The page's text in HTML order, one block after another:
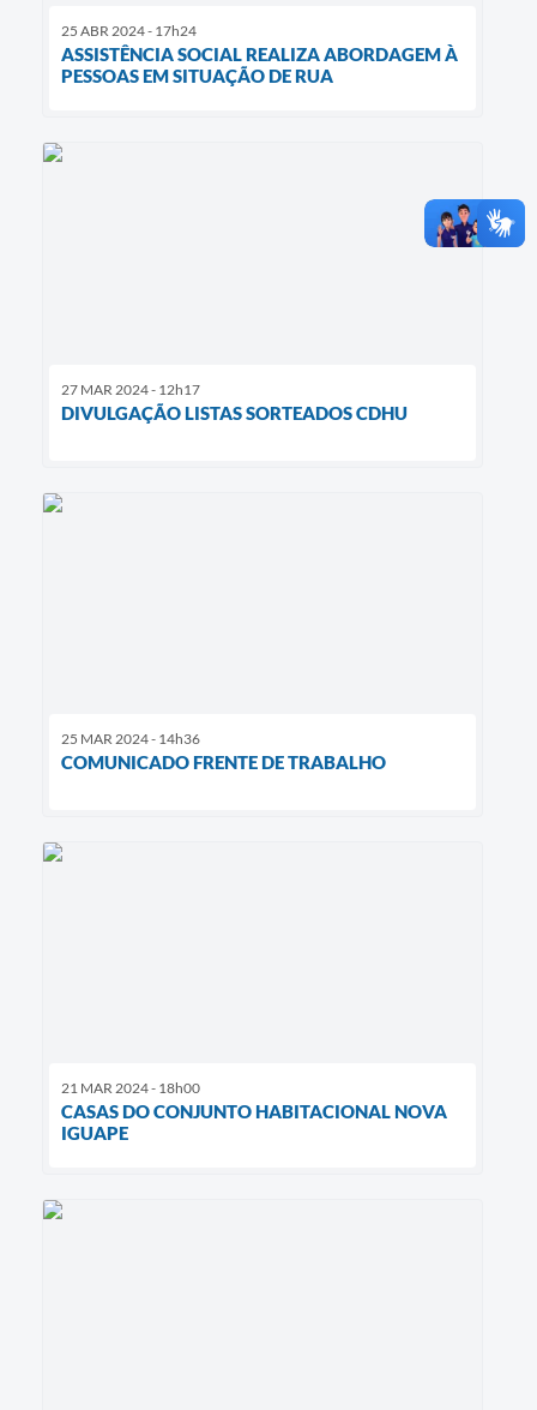
25 ABR 2024 - 17h24
ASSISTÊNCIA SOCIAL REALIZA ABORDAGEM À
PESSOAS EM SITUAÇÃO DE RUA
27 MAR 2024 - 12h17
DIVULGAÇÃO LISTAS SORTEADOS CDHU
25 MAR 2024 - 14h36
COMUNICADO FRENTE DE TRABALHO
21 MAR 2024 - 18h00
CASAS DO CONJUNTO HABITACIONAL NOVA
IGUAPE